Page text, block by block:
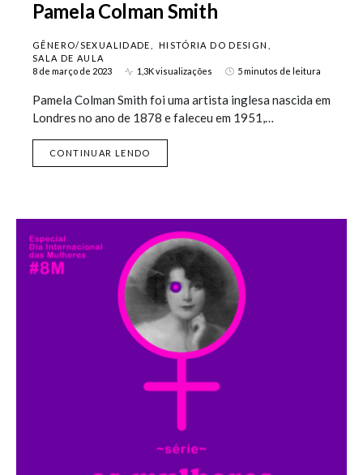
Pamela Colman Smith
GÊNERO/SEXUALIDADE
HISTÓRIA DO DESIGN
SALA DE AULA
8 de março de 2023
1,3K visualizações 5 minutos de leitura
Pamela Colman Smith foi uma artista inglesa nascida em
Londres no ano de 1878 e faleceu em 1951,…
CONTINUAR LENDO